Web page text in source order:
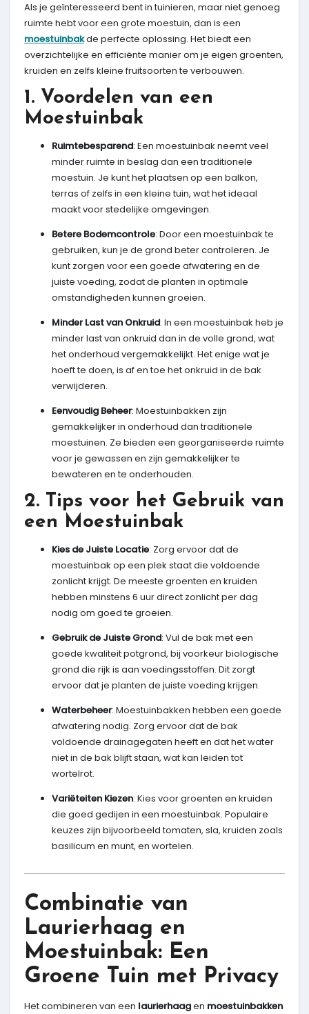
Als je geïnteresseerd bent in tuinieren, maar niet genoeg
ruimte hebt voor een grote moestuin, dan is een
moestuinbakde perfecte oplossing. Het biedt een
overzichtelijke en efficiënte manier om je eigen groenten,
kruiden en zelfs kleine fruitsoorten te verbouwen.
1. Voordelen van een
Moestuinbak
Ruimtebesparend: Een moestuinbak neemt veel
minder ruimte in beslag dan een traditionele
moestuin. Je kunt het plaatsen op een balkon,
terras of zelfs in een kleine tuin, wat het ideaal
maakt voor stedelijke omgevingen.
Betere Bodemcontrole: Door een moestuinbak te
gebruiken, kun je de grond beter controleren. Je
kunt zorgen voor een goede afwatering en de
juiste voeding, zodat de planten in optimale
omstandigheden kunnen groeien.
Minder Last van Onkruid: In een moestuinbak heb je
minder last van onkruid dan in de volle grond, wat
het onderhoud vergemakkelijkt. Het enige wat je
hoeft te doen, is af en toe het onkruid in de bak
verwijderen.
Eenvoudig Beheer: Moestuinbakken zijn
gemakkelijker in onderhoud dan traditionele
moestuinen. Ze bieden een georganiseerde ruimte
voor je gewassen en zijn gemakkelijker te
bewateren en te onderhouden.
2. Tips voor het Gebruik van
een Moestuinbak
Kies de Juiste Locatie: Zorg ervoor dat de
moestuinbak op een plek staat die voldoende
zonlicht krijgt. De meeste groenten en kruiden
hebben minstens 6 uur direct zonlicht per dag
nodig om goed te groeien.
Gebruik de Juiste Grond: Vul de bak met een
goede kwaliteit potgrond, bij voorkeur biologische
grond die rijk is aan voedingsstoffen. Dit zorgt
ervoor dat je planten de juiste voeding krijgen.
Waterbeheer: Moestuinbakken hebben een goede
afwatering nodig. Zorg ervoor dat de bak
voldoende drainagegaten heeft en dat het water
niet in de bak blijft staan, wat kan leiden tot
wortelrot.
Variëteiten Kiezen: Kies voor groenten en kruiden
die goed gedijen in een moestuinbak. Populaire
keuzes zijn bijvoorbeeld tomaten, sla, kruiden zoals
basilicum en munt, en wortelen.
Combinatie van
Laurierhaag en
Moestuinbak: Een
Groene Tuin met Privacy
Het combineren van een laurierhaagen moestuinbakken